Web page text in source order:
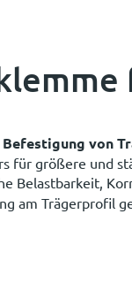
Befestigung von
für größere und
Belastbarkeit,
am Trägerprofil